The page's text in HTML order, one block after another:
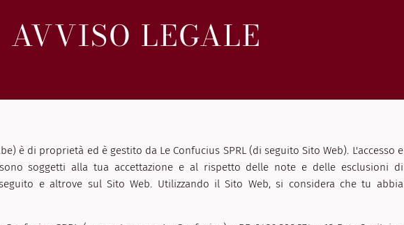
AVVISO LEGALE
è di proprietà ed è gestito da Le Confucius SPRL (di seguito Sito Web). L'accesso e
soggetti alla tua accettazione e al rispetto delle note e delle esclusioni di
e altrove sul Sito Web. Utilizzando il Sito Web, si considera che tu abbia